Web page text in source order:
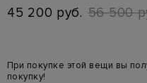
45 200 руб. 56 500
При покупке этой вещи вы
покупку!